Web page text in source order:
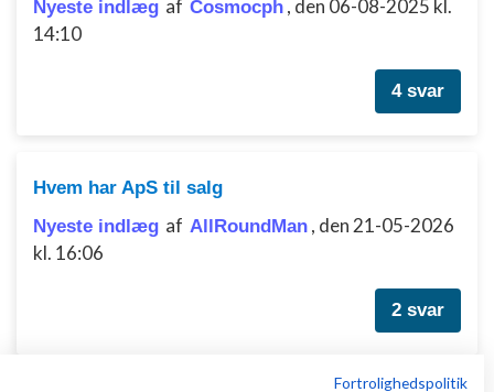
Nyeste indlæg af Cosmocph , den 06-08-2025 kl.
14:10
4 svar
Hvem har ApS til salg
Nyeste indlæg af AllRoundMan , den 21-05-2026
kl. 16:06
2 svar
Fortrolighedspolitik